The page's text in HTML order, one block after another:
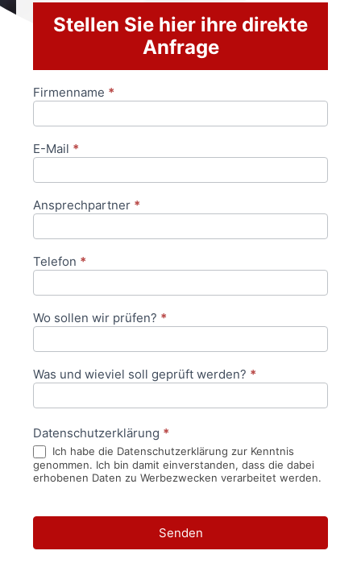
Stellen Sie hier ihre direkte
Anfrage
Anfrageformular
Firmenname *
E-Mail *
Ansprechpartner *
Telefon *
Wo sollen wir prüfen? *
Was und wieviel soll geprüft werden? *
Datenschutzerklärung *
Ich habe die Datenschutzerklärung zur Kenntnis
genommen. Ich bin damit einverstanden, dass die dabei
erhobenen Daten zu Werbezwecken verarbeitet werden.
Senden